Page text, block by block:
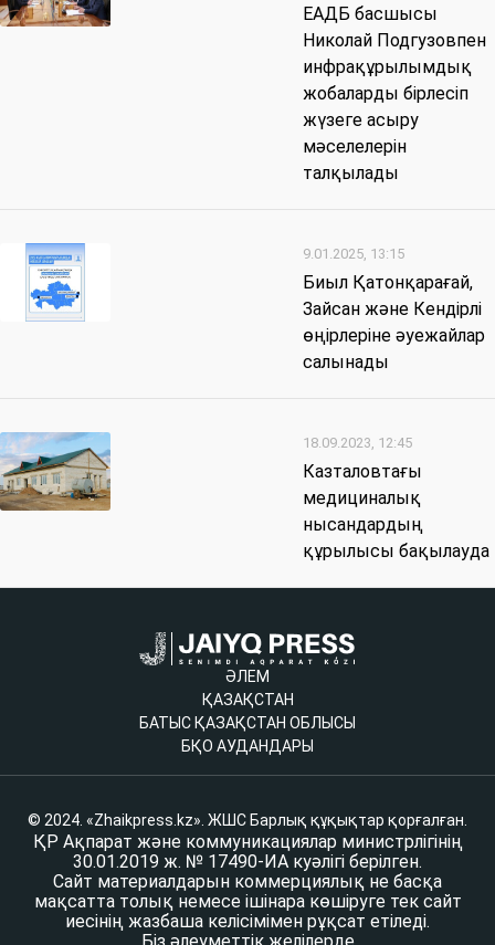
ЕАДБ басшысы
Николай Подгузовпен
инфрақұрылымдық
жобаларды бірлесіп
жүзеге асыру
мәселелерін
талқылады
9.01.2025, 13:15
Биыл Қатонқарағай,
Зайсан және Кендірлі
өңірлеріне әуежайлар
салынады
18.09.2023, 12:45
Казталовтағы
медициналық
нысандардың
құрылысы бақылауда
ӘЛЕМ
ҚАЗАҚСТАН
БАТЫС ҚАЗАҚСТАН ОБЛЫСЫ
БҚО АУДАНДАРЫ
© 2024. «Zhaikpress.kz». ЖШС Барлық құқықтар қорғалған.
ҚР Ақпарат және коммуникациялар министрлігінің
30.01.2019 ж. № 17490-ИА куәлігі берілген.
Сайт материалдарын коммерциялық не басқа
мақсатта толық немесе ішінара көшіруге тек сайт
иесінің жазбаша келісімімен рұқсат етіледі.